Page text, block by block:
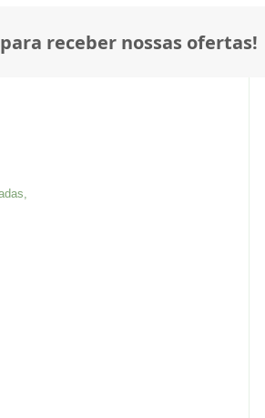
receber nossas ofertas!